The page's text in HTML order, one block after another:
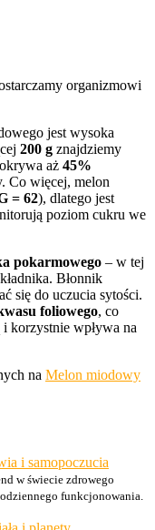
organizmowi
jest wysoka
200 g znajdziemy
aż 45%
Co więcej, melon
= 62), dlatego jest
poziom cukru we
pokarmowego – w tej
Błonnik
się do uczucia sytości.
foliowego, co
korzystnie wpływa na
na Melon miodowy
i samopoczucia
w świecie zdrowego
funkcjonowania.